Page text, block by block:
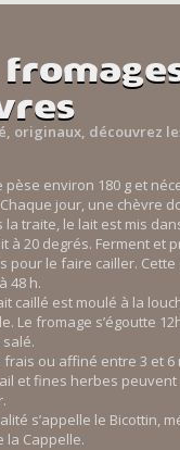
originaux, découvrez
pèse environ 180 g et
jour, une chèvre
la traite, le lait est mis
à 20 degrés. Ferment et
pour le faire cailler.
48 h.
caillé est moulé à la
Le fromage s’égoutte
frais ou affiné entre 3 et 6
et fines herbes peuvent
s’appelle le Bicottin,
la Cappelle.